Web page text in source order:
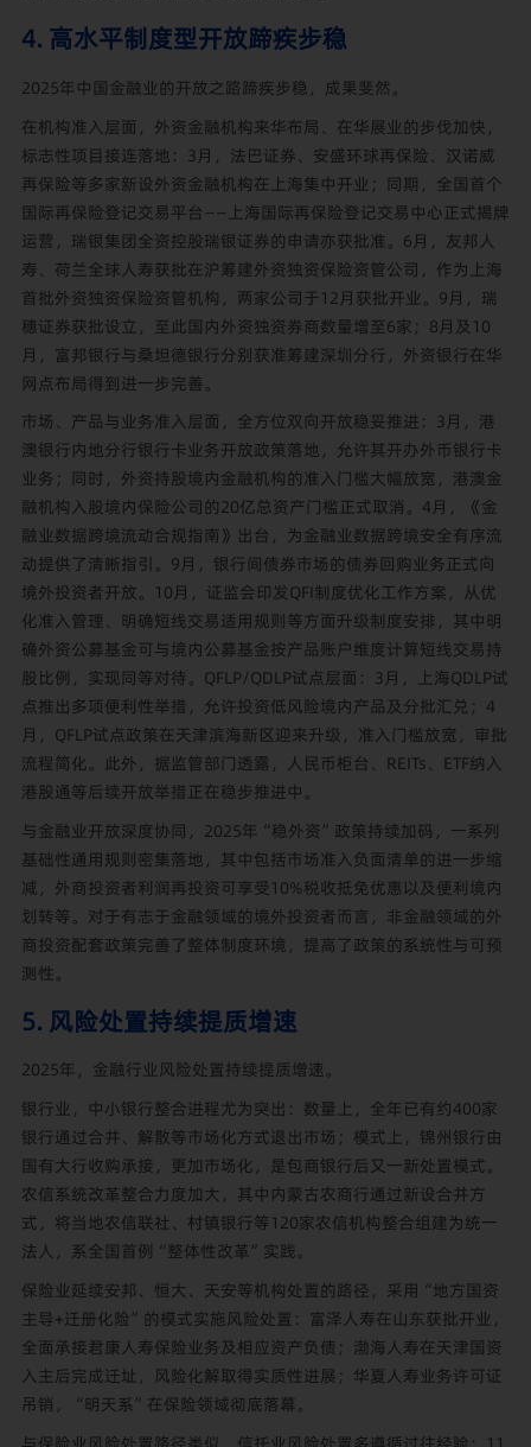
4. 高水平制度型开放蹄疾步稳
2025年中国金融业的开放之路蹄疾步稳，成果斐然。
在机构准入层面，外资金融机构来华布局、在华展业的步伐加快，
标志性项目接连落地：3月，法巴证券、安盛环球再保险、汉诺威
再保险等多家新设外资金融机构在上海集中开业；同期，全国首个
国际再保险登记交易平台——上海国际再保险登记交易中心正式揭牌
运营，瑞银集团全资控股瑞银证券的申请亦获批准。6月，友邦人
寿、荷兰全球人寿获批在沪筹建外资独资保险资管公司，作为上海
首批外资独资保险资管机构，两家公司于12月获批开业。9月，瑞
穗证券获批设立，至此国内外资独资券商数量增至6家；8月及10
月，富邦银行与桑坦德银行分别获准筹建深圳分行，外资银行在华
网点布局得到进一步完善。
市场、产品与业务准入层面，全方位双向开放稳妥推进：3月，港
澳银行内地分行银行卡业务开放政策落地，允许其开办外币银行卡
业务；同时，外资持股境内金融机构的准入门槛大幅放宽，港澳金
融机构入股境内保险公司的20亿总资产门槛正式取消。4月，《金
融业数据跨境流动合规指南》出台，为金融业数据跨境安全有序流
动提供了清晰指引。9月，银行间债券市场的债券回购业务正式向
境外投资者开放。10月，证监会印发QFI制度优化工作方案，从优
化准入管理、明确短线交易适用规则等方面升级制度安排，其中明
确外资公募基金可与境内公募基金按产品账户维度计算短线交易持
股比例，实现同等对待。QFLP/QDLP试点层面：3月，上海QDLP试
点推出多项便利性举措，允许投资低风险境内产品及分批汇兑；4
月，QFLP试点政策在天津滨海新区迎来升级，准入门槛放宽，审批
流程简化。此外，据监管部门透露，人民币柜台、REITs、ETF纳入
港股通等后续开放举措正在稳步推进中。
与金融业开放深度协同，2025年“稳外资”政策持续加码，一系列
基础性通用规则密集落地，其中包括市场准入负面清单的进一步缩
减，外商投资者利润再投资可享受10%税收抵免优惠以及便利境内
划转等。对于有志于金融领域的境外投资者而言，非金融领域的外
商投资配套政策完善了整体制度环境，提高了政策的系统性与可预
测性。
5. 风险处置持续提质增速
2025年，金融行业风险处置持续提质增速。
银行业，中小银行整合进程尤为突出：数量上，全年已有约400家
银行通过合并、解散等市场化方式退出市场；模式上，锦州银行由
国有大行收购承接，更加市场化，是包商银行后又一新处置模式。
农信系统改革整合力度加大，其中内蒙古农商行通过新设合并方
式，将当地农信联社、村镇银行等120家农信机构整合组建为统一
法人，系全国首例“整体性改革”实践。
保险业延续安邦、恒大、天安等机构处置的路径，采用“地方国资
主导+迁册化险”的模式实施风险处置：富泽人寿在山东获批开业，
全面承接君康人寿保险业务及相应资产负债；渤海人寿在天津国资
入主后完成迁址，风险化解取得实质性进展；华夏人寿业务许可证
吊销，“明天系”在保险领域彻底落幕。